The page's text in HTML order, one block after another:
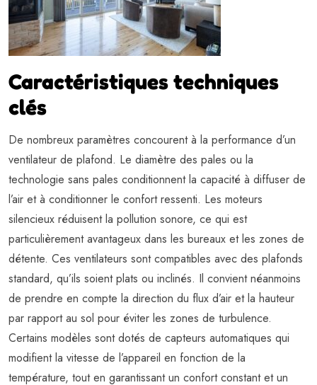
Caractéristiques techniques
clés
De nombreux paramètres concourent à la performance d’un
ventilateur de plafond. Le diamètre des pales ou la
technologie sans pales conditionnent la capacité à diffuser de
l’air et à conditionner le confort ressenti. Les moteurs
silencieux réduisent la pollution sonore, ce qui est
particulièrement avantageux dans les bureaux et les zones de
détente. Ces ventilateurs sont compatibles avec des plafonds
standard, qu’ils soient plats ou inclinés. Il convient néanmoins
de prendre en compte la direction du flux d’air et la hauteur
par rapport au sol pour éviter les zones de turbulence.
Certains modèles sont dotés de capteurs automatiques qui
modifient la vitesse de l’appareil en fonction de la
température, tout en garantissant un confort constant et un